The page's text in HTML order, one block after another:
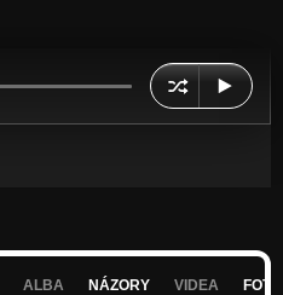
ALBA NÁZORY VIDEA